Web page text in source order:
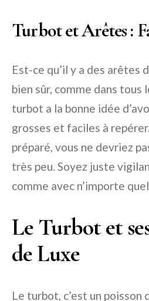
Turbot et Arêtes :
Est-ce qu’il y a des arêtes
bien sûr, comme dans tous
turbot a la bonne idée
grosses et faciles à
préparé, vous ne devriez
très peu. Soyez juste
comme avec n’importe
Le Turbot et
de Luxe
Le turbot, c’est un poisson